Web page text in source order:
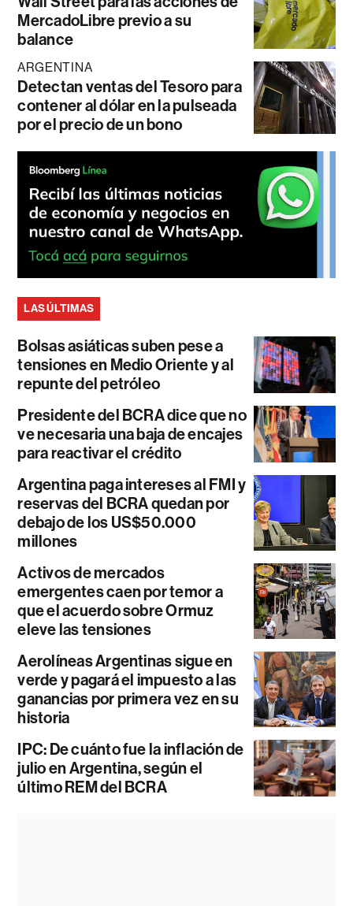
MercadoLibre previo a su
balance
ARGENTINA
Detectan ventas del Tesoro para
contener al dólar en la pulseada
por el precio de un bono
LAS ÚLTIMAS
Bolsas asiáticas suben pese a
tensiones en Medio Oriente y al
repunte del petróleo
Presidente del BCRA dice que no
ve necesaria una baja de encajes
para reactivar el crédito
Argentina paga intereses al FMI y
reservas del BCRA quedan por
debajo de los US$50.000
millones
Activos de mercados
emergentes caen por temor a
que el acuerdo sobre Ormuz
eleve las tensiones
Aerolíneas Argentinas sigue en
verde y pagará el impuesto a las
ganancias por primera vez en su
historia
IPC: De cuánto fue la inflación de
julio en Argentina, según el
último REM del BCRA